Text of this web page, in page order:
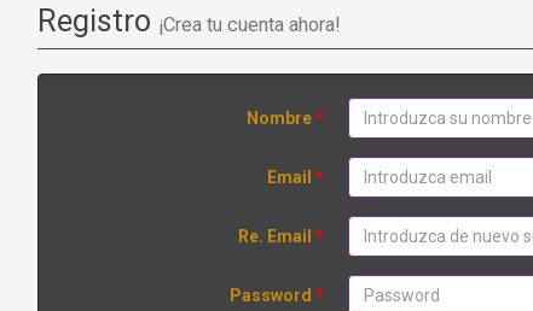
Registro ¡Crea tu cuenta ahora!
Nombre*
Email*
Re. Email*
Password*